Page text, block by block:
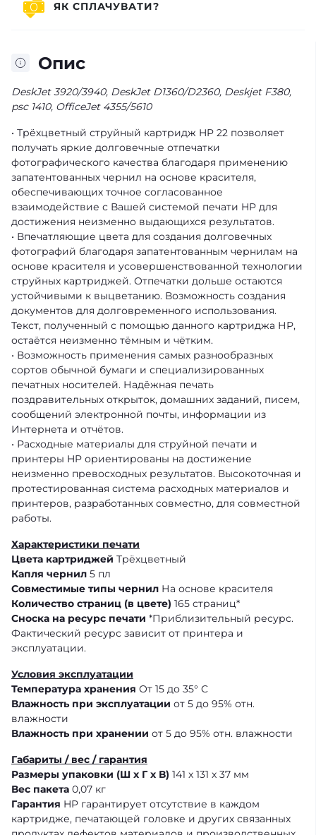
Опис
DeskJet 3920/3940, DeskJet D1360/D2360, Deskjet F380,
psc 1410, OfficeJet 4355/5610
• Трёхцветный струйный картридж HP 22 позволяет
получать яркие долговечные отпечатки
фотографического качества благодаря применению
запатентованных чернил на основе красителя,
обеспечивающих точное согласованное
взаимодействие с Вашей системой печати HP для
достижения неизменно выдающихся результатов.
• Впечатляющие цвета для создания долговечных
фотографий благодаря запатентованным чернилам на
основе красителя и усовершенствованной технологии
струйных картриджей. Отпечатки дольше остаются
устойчивыми к выцветанию. Возможность создания
документов для долговременного использования.
Текст, полученный с помощью данного картриджа НР,
остаётся неизменно тёмным и чётким.
• Возможность применения самых разнообразных
сортов обычной бумаги и специализированных
печатных носителей. Надёжная печать
поздравительных открыток, домашних заданий, писем,
сообщений электронной почты, информации из
Интернета и отчётов.
• Расходные материалы для струйной печати и
принтеры HP ориентированы на достижение
неизменно превосходных результатов. Высокоточная и
протестированная система расходных материалов и
принтеров, разработанных совместно, для совместной
работы.
Характеристики печати
Цвета картриджей Трёхцветный
Капля чернил 5 пл
Совместимые типы чернил На основе красителя
Количество страниц (в цвете) 165 страниц*
Сноска на ресурс печати *Приблизительный ресурс.
Фактический ресурс зависит от принтера и
эксплуатации.
Условия эксплуатации
Температура хранения От 15 до 35° C
Влажность при эксплуатации от 5 до 95% отн.
влажности
Влажность при хранении от 5 до 95% отн. влажности
Габариты / вес / гарантия
Размеры упаковки (Ш x Г x В) 141 x 131 x 37 мм
Вес пакета 0,07 кг
Гарантия HP гарантирует отсутствие в каждом
картридже, печатающей головке и других связанных
ЯК СПЛАЧУВАТИ?